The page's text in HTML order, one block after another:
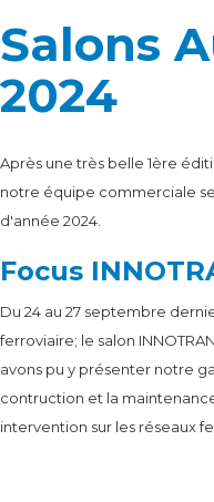
Salons
2024
Après une très belle 1ère
notre équipe commerciale
d'année 2024.
Focus
Du 24 au 27 septembre
ferroviaire; le salon
avons pu y présenter notre
contruction et la
intervention sur les réseaux